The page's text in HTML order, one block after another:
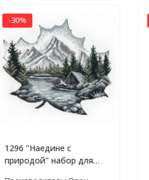
-30%
1296 "Наедине с
природой" набор для